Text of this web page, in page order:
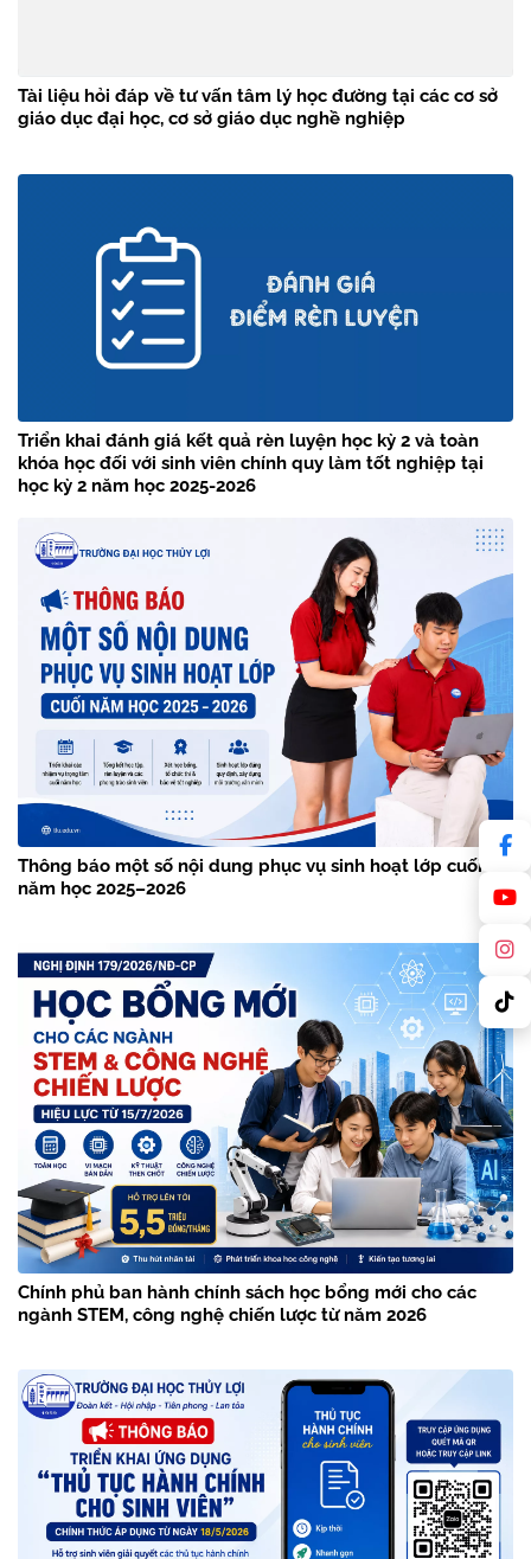
Tài liệu hỏi đáp về tư vấn tâm lý học đường tại các cơ sở
giáo dục đại học, cơ sở giáo dục nghề nghiệp
Triển khai đánh giá kết quả rèn luyện học kỳ 2 và toàn
khóa học đối với sinh viên chính quy làm tốt nghiệp tại
học kỳ 2 năm học 2025-2026
Thông báo một số nội dung phục vụ sinh hoạt lớp cuối
năm học 2025–2026
Chính phủ ban hành chính sách học bổng mới cho các
ngành STEM, công nghệ chiến lược từ năm 2026